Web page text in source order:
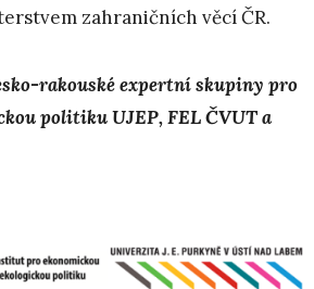
zahraničních věcí ČR.
rakouské expertní skupiny pro
politiku UJEP, FEL ČVUT a